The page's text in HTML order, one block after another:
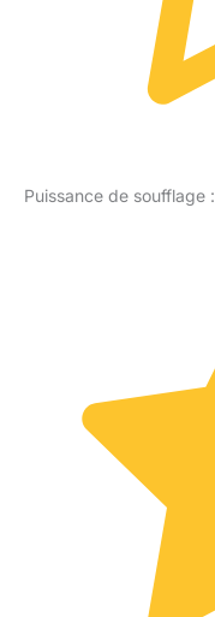
Puissance de soufflage :